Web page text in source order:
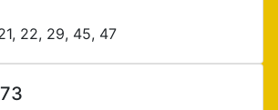
22, 29, 45, 47